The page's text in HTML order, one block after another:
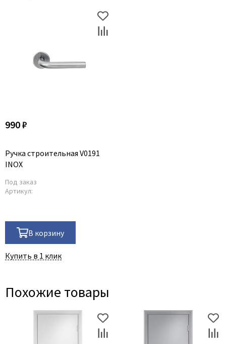
990 ₽
Ручка строительная V0191
INOX
Под заказ
Артикул:
В корзину
Купить в 1 клик
Похожие товары